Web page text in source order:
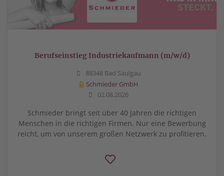
Berufseinstieg Industriekaufmann (m/w/d)
88348 Bad Saulgau
Schmieder GmbH
02.08.2026
Schmieder bringt seit über 40 Jahren die richtigen
Menschen in die richtigen Firmen. Nur eine Bewerbung
reicht, um von unserem großen Netzwerk zu profitieren.